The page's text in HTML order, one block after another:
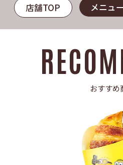
店舗TOP メニュー
おすすめ